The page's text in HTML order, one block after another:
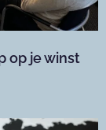
op je winst